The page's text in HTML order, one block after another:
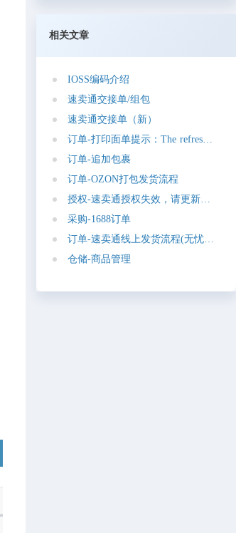
相关文章
IOSS编码介绍
速卖通交接单/组包
速卖通交接单（ 新）
订单-打印面单提示： The refresh
订单-追 加包裹
订单-OZON打包发货流程
授权-速卖通授权失效 ， 请更新授
采购-1688订单
订单-速卖通线上 发货流程(无忧物
仓储-商品管理